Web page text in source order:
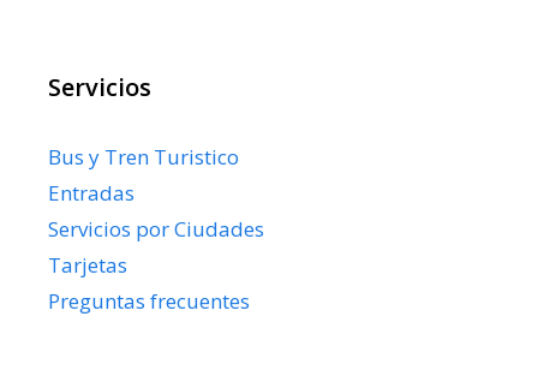
Servicios
Bus y Tren Turistico
Entradas
Servicios por Ciudades
Tarjetas
Preguntas frecuentes